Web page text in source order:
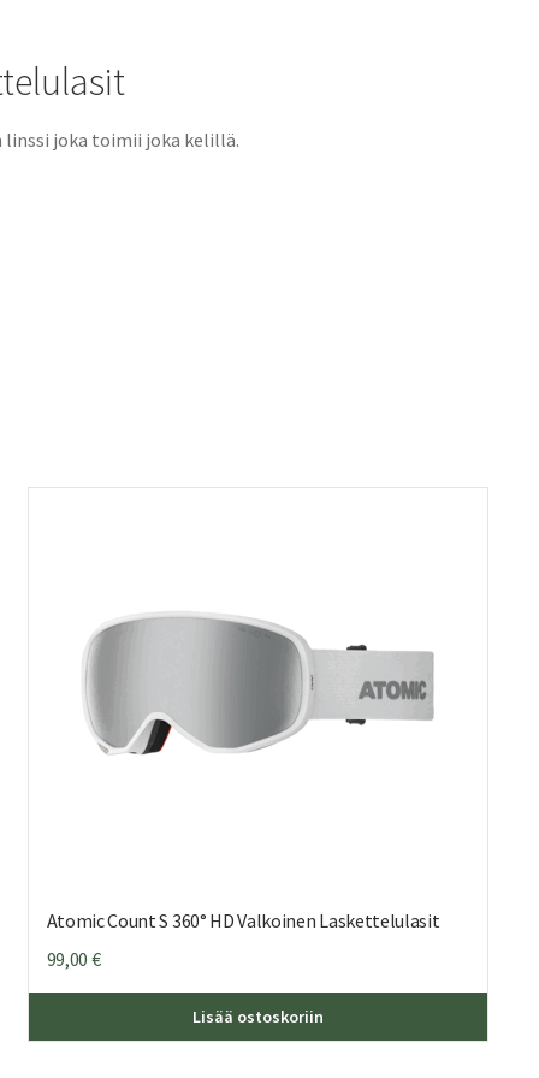
joka toimii joka kelillä.
Atomic Count S 360° HD Valkoinen Laskettelulasit
99,00 €
Lisää ostoskoriin